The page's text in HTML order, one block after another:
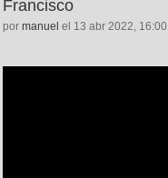
Francisco
por manuel el 13 abr 2022, 16:00